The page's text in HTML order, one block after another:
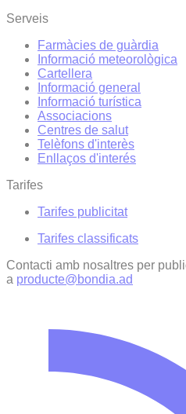
Serveis
Farmàcies de guàrdia
Informació meteorològica
Cartellera
Informació general
Informació turística
Associacions
Centres de salut
Telèfons d'interès
Enllaços d'interés
Tarifes
Tarifes publicitat
Tarifes classificats
Contacti amb nosaltres per
a producte@bondia.ad